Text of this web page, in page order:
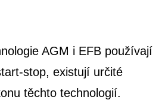
AGM i EFB používají
stop, existují určité
těchto technologií.